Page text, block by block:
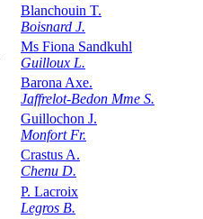
Blanchouin T.
Boisnard J.
Ms Fiona Sandkuhl
Guilloux L.
Barona Axe.
Jaffrelot-Bedon Mme S.
Guillochon J.
Monfort Fr.
Crastus A.
Chenu D.
P. Lacroix
Legros B.